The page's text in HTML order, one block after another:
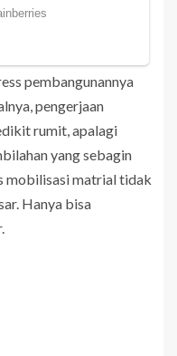
pembangunannya
pengerjaan
rumit, apalagi
yang sebagin
mobilisasi matrial tidak
Hanya bisa